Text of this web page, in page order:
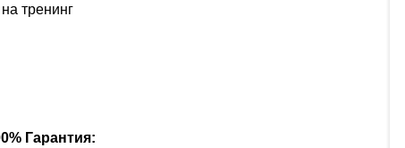
тренинг
Гарантия: